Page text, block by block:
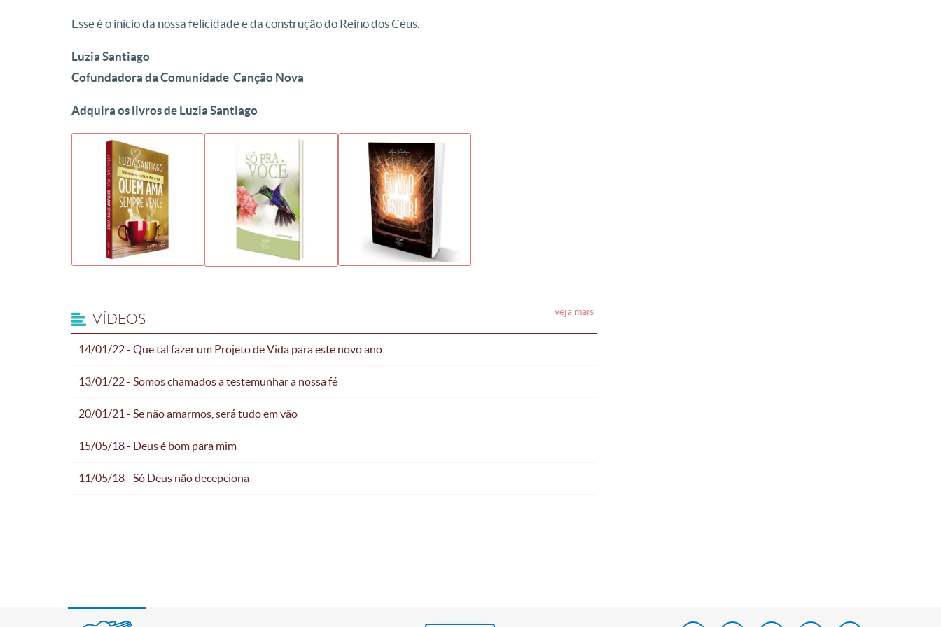
Esse é o início da nossa felicidade e da construção do Reino dos Céus.
Luzia Santiago
Cofundadora da Comunidade Canção Nova
Adquira os livros de Luzia Santiago
VÍDEOS
14/01/22 - Que tal fazer um Projeto de Vida para este novo ano
13/01/22 - Somos chamados a testemunhar a nossa fé
20/01/21 - Se não amarmos, será tudo em vão
15/05/18 - Deus é bom para mim
11/05/18 - Só Deus não decepciona
veja mais